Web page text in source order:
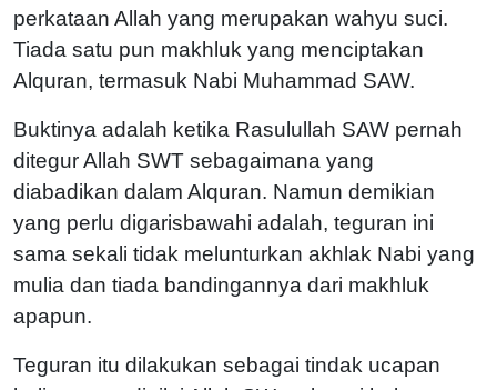
perkataan Allah yang merupakan wahyu suci.
Tiada satu pun makhluk yang menciptakan
Alquran, termasuk Nabi Muhammad SAW.
Buktinya adalah ketika Rasulullah SAW pernah
ditegur Allah SWT sebagaimana yang
diabadikan dalam Alquran. Namun demikian
yang perlu digarisbawahi adalah, teguran ini
sama sekali tidak melunturkan akhlak Nabi yang
mulia dan tiada bandingannya dari makhluk
apapun.
Teguran itu dilakukan sebagai tindak ucapan